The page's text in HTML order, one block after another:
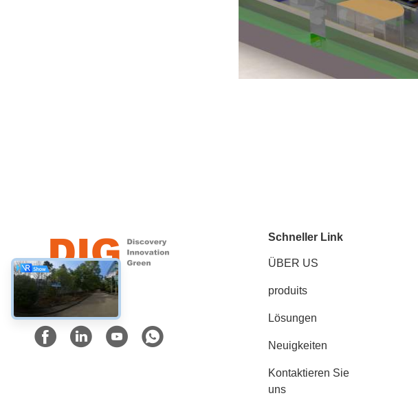
Soziale Medien
Schneller Link
ÜBER US
produits
Lösungen
Neuigkeiten
Kontaktieren Sie
uns